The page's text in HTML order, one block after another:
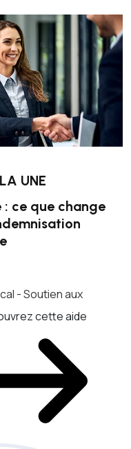
UNE
ce que change
- Soutien aux
cette aide